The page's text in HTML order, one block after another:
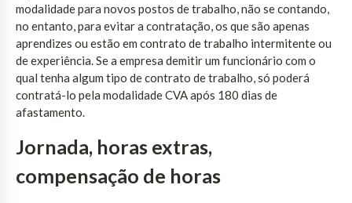
modalidade para novos postos de trabalho, não se contando,
no entanto, para evitar a contratação, os que são apenas
aprendizes ou estão em contrato de trabalho intermitente ou
de experiência. Se a empresa demitir um funcionário com o
qual tenha algum tipo de contrato de trabalho, só poderá
contratá-lo pela modalidade CVA após 180 dias de
afastamento.
Jornada, horas extras,
compensação de horas